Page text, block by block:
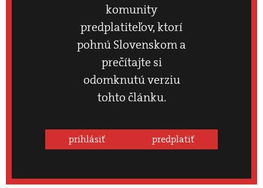
komunity
predplatiteľov, ktorí
pohnú Slovenskom a
prečítajte si
odomknutú verziu
tohto článku.
prihlásiť predplatiť